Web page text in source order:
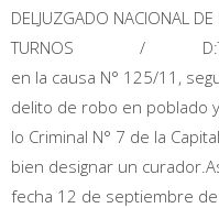
DELJUZGADO NACIONAL
TURNOS / D:Tengo
en la causa N° 125/11,
delito de robo en poblado
lo Criminal N° 7 de la
bien designar un
fecha 12 de septiembre